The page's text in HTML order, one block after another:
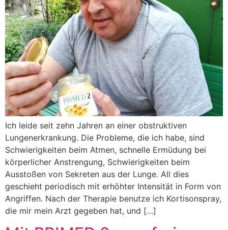
Ich leide seit zehn Jahren an einer obstruktiven
Lungenerkrankung. Die Probleme, die ich habe, sind
Schwierigkeiten beim Atmen, schnelle Ermüdung bei
körperlicher Anstrengung, Schwierigkeiten beim
Ausstoßen von Sekreten aus der Lunge. All dies
geschieht periodisch mit erhöhter Intensität in Form von
Angriffen. Nach der Therapie benutze ich Kortisonspray,
die mir mein Arzt gegeben hat, und […]